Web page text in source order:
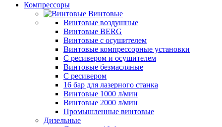
Компрессоры
Винтовые
Винтовые воздушные
Винтовые BERG
Винтовые с осушителем
Винтовые компрессорные установки
C ресивером и осушителем
Винтовые безмасляные
C ресивером
16 бар для лазерного станка
Винтовые 1000 л/мин
Винтовые 2000 л/мин
Промышленные винтовые
Дизельные